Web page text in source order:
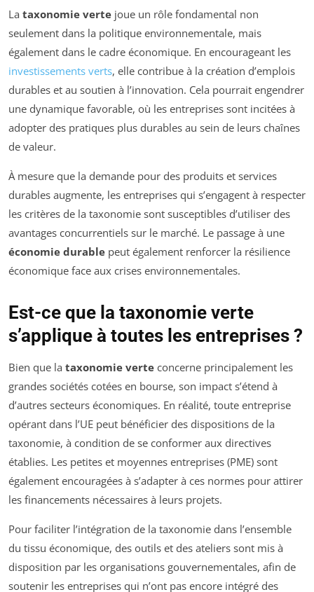
La taxonomie verte joue un rôle fondamental non
seulement dans la politique environnementale, mais
également dans le cadre économique. En encourageant les
investissements verts, elle contribue à la création d’emplois
durables et au soutien à l’innovation. Cela pourrait engendrer
une dynamique favorable, où les entreprises sont incitées à
adopter des pratiques plus durables au sein de leurs chaînes
de valeur.
À mesure que la demande pour des produits et services
durables augmente, les entreprises qui s’engagent à respecter
les critères de la taxonomie sont susceptibles d’utiliser des
avantages concurrentiels sur le marché. Le passage à une
économie durable peut également renforcer la résilience
économique face aux crises environnementales.
Est-ce que la taxonomie verte
s’applique à toutes les entreprises ?
Bien que la taxonomie verte concerne principalement les
grandes sociétés cotées en bourse, son impact s’étend à
d’autres secteurs économiques. En réalité, toute entreprise
opérant dans l’UE peut bénéficier des dispositions de la
taxonomie, à condition de se conformer aux directives
établies. Les petites et moyennes entreprises (PME) sont
également encouragées à s’adapter à ces normes pour attirer
les financements nécessaires à leurs projets.
Pour faciliter l’intégration de la taxonomie dans l’ensemble
du tissu économique, des outils et des ateliers sont mis à
disposition par les organisations gouvernementales, afin de
soutenir les entreprises qui n’ont pas encore intégré des